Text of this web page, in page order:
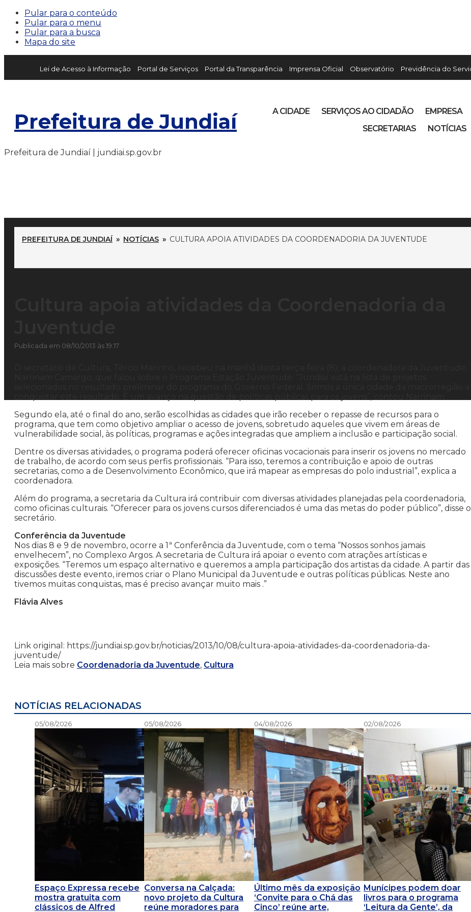
Pular para o conteúdo
Pular para o menu
Pular para a busca
Mapa do site
Lei de Acesso à Informação Portal de Serviços Portal da Transparência Imprensa Oficial Observatório Previdência do
Prefeitura de Jundiaí A CIDADE SERVIÇOS AO CIDADÃO EMPRESA
SECRETARIAS
NOTÍCIAS
Prefeitura de Jundiaí | jundiai.sp.gov.br
PREFEITURA DE JUNDIAÍ » NOTÍCIAS » CULTURA APOIA ATIVIDADES DA COORDENADORIA DA JUVENTUDE
Publicada em 08/10/2013 às 19:17
Segundo ela, até o final do ano, serão escolhidas as cidades que irão receber o repasse de recursos para o
programa, que tem como objetivo ampliar o acesso de jovens, sobretudo aqueles que vivem em áreas de
vulnerabilidade social, às políticas, programas e ações integradas que ampliem a inclusão e participação social.
Dentre os diversas atividades, o programa poderá oferecer oficinas vocacionais para inserir os jovens no mercado
de trabalho, de acordo com seus perfis profissionais. “Para isso, teremos a contribuição e apoio de outras
secretarias, como a de Desenvolvimento Econômico, que irá mapear as empresas do polo industrial”, explica a
coordenadora.
Além do programa, a secretaria da Cultura irá contribuir com diversas atividades planejadas pela coordenadoria,
como oficinas culturais. “Oferecer para os jovens cursos diferenciados é uma das metas do poder público”, disse o
secretário.
Conferência da Juventude
Nos dias 8 e 9 de novembro, ocorre a 1ª Conferência da Juventude, com o tema “Nossos sonhos jamais
envelhecem”, no Complexo Argos. A secretaria de Cultura irá apoiar o evento com atrações artísticas e
exposições. “Teremos um espaço alternativo e queremos a ampla participação dos artistas da cidade. A partir das
discussões deste evento, iremos criar o Plano Municipal da Juventude e outras políticas públicas. Neste ano
tivemos muitas conquistas, mas é preciso avançar muito mais .”
Flávia Alves
Link original: https://jundiai.sp.gov.br/noticias/2013/10/08/cultura-apoia-atividades-da-coordenadoria-da-
juventude/
Leia mais sobre Coordenadoria da Juventude, Cultura
NOTÍCIAS RELACIONADAS
05/08/2026
Espaço Expressa recebe
mostra gratuita com
clássicos de Alfred
05/08/2026
Conversa na Calçada:
novo projeto da Cultura
reúne moradores para
04/08/2026
Último mês da exposição
‘Convite para o Chá das
Cinco’ reúne arte,
02/08/2026
Munícipes podem doar
livros para o programa
‘Leitura da Gente’, da